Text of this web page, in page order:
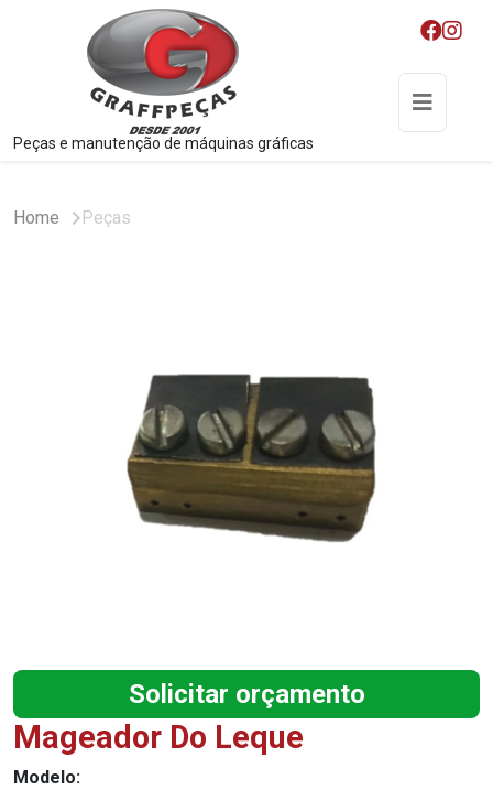
Peças e manutenção de máquinas gráficas
Home Peças
Solicitar orçamento
Mageador Do Leque
Modelo: